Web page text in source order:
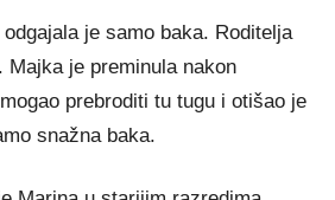
je samo baka. Roditelja
Majka je preminula nakon
prebroditi tu tugu i otišao je
snažna baka.